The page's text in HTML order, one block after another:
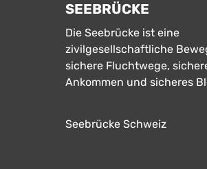
SEEBRÜCKE
Die Seebrücke ist eine
zivilgesellschaftliche
sichere Fluchtwege,
Ankommen und sicheres
Seebrücke Schweiz